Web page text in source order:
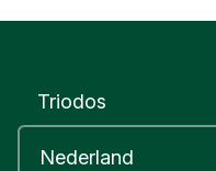
Triodos